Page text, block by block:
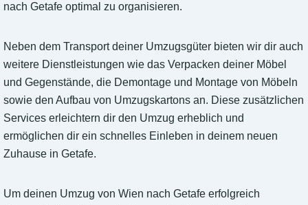
nach Getafe optimal zu organisieren.
Neben dem Transport deiner Umzugsgüter bieten wir dir auch
weitere Dienstleistungen wie das Verpacken deiner Möbel
und Gegenstände, die Demontage und Montage von Möbeln
sowie den Aufbau von Umzugskartons an. Diese zusätzlichen
Services erleichtern dir den Umzug erheblich und
ermöglichen dir ein schnelles Einleben in deinem neuen
Zuhause in Getafe.
Um deinen Umzug von Wien nach Getafe erfolgreich